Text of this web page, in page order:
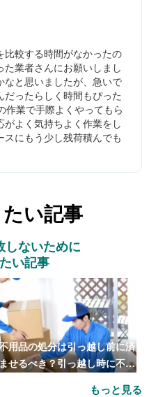
較する時間がなかったの
業者さんにお願いしまし
なと思いましたが、急いで
ったらしく時間もぴった
作業で手際よくやってもら
よく気持ちよく作業をし
にもう少し残荷積んでも
い記事
しないために
い記事
用品の処分は引っ越し前に済
せるべき？引っ越し時に不用
もっと見る